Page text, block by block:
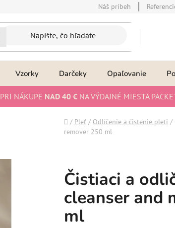
Náš príbeh
Vzorky Darčeky Opaľovanie
PRI NÁKUPE NAD 40 € NA VÝDAJNÉ MIESTA
Domov
/ Pleť / Odlíčenie a čistenie pleti /
remover 250 ml
Čistiaci a
cleanser and
ml